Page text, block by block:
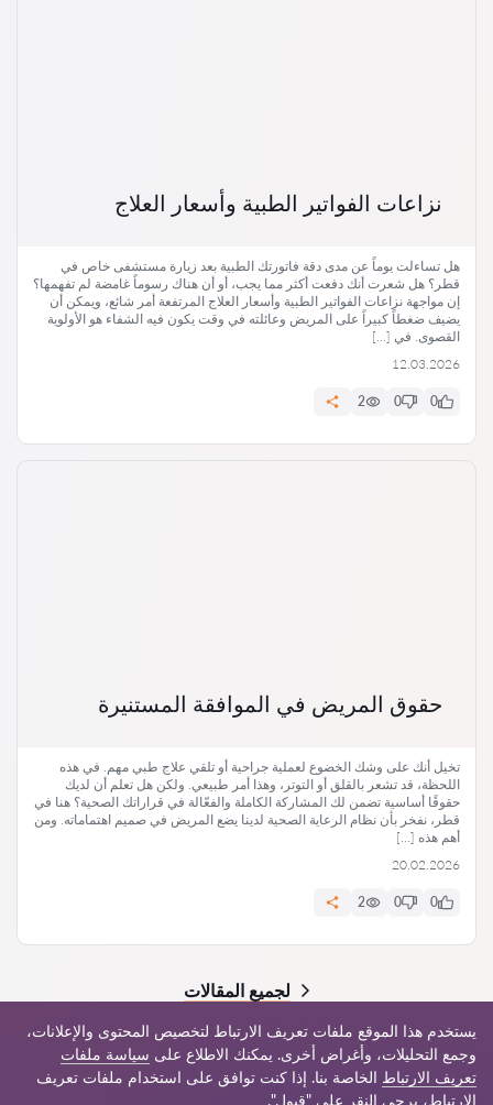
نزاعات الفواتير الطبية وأسعار العلاج
هل تساءلت يوماً عن مدى دقة فاتورتك الطبية بعد زيارة مستشفى خاص في
قطر؟ هل شعرت أنك دفعت أكثر مما يجب، أو أن هناك رسوماً غامضة لم تفهمها؟
إن مواجهة نزاعات الفواتير الطبية وأسعار العلاج المرتفعة أمر شائع، ويمكن أن
يضيف ضغطاً كبيراً على المريض وعائلته في وقت يكون فيه الشفاء هو الأولوية
القصوى. في […]
12.03.2026
0
0
2
حقوق المريض في الموافقة المستنيرة
تخيل أنك على وشك الخضوع لعملية جراحية أو تلقي علاج طبي مهم. في هذه
اللحظة، قد تشعر بالقلق أو التوتر، وهذا أمر طبيعي. ولكن هل تعلم أن لديك
حقوقًا أساسية تضمن لك المشاركة الكاملة والفعّالة في قراراتك الصحية؟ هنا في
قطر، نفخر بأن نظام الرعاية الصحية لدينا يضع المريض في صميم اهتماماته. ومن
أهم هذه […]
20.02.2026
0
0
2
لجميع المقالات
© 2026 Jur-qa.com
يستخدم هذا الموقع ملفات تعريف الارتباط لتخصيص المحتوى والإعلانات،
وجمع التحليلات، وأغراض أخرى. يمكنك الاطلاع على سياسة ملفات
تعريف الارتباط الخاصة بنا. إذا كنت توافق على استخدام ملفات تعريف
الارتباط، يرجى النقر على "قبول".